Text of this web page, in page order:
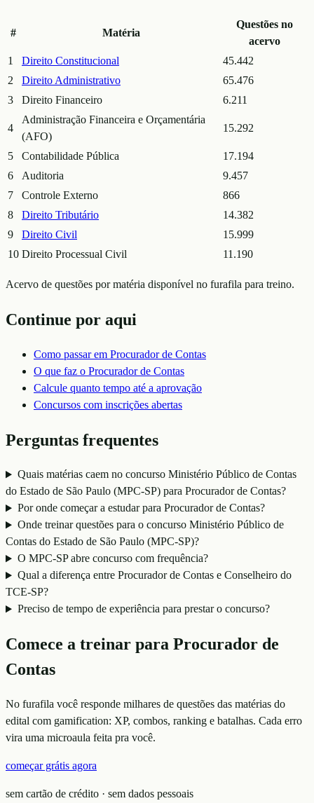
# Matéria
Questões no
acervo
1
Direito Constitucional
45.442
2
Direito Administrativo
65.476
3
Direito Financeiro 6.211
4
Administração Financeira e Orçamentária
(AFO)
15.292
5 Contabilidade Pública
17.194
6
Auditoria
9.457
7
Controle Externo
866
8
Direito Tributário
14.382
9
Direito Civil
15.999
10 Direito Processual Civil 11.190
Acervo de questões por matéria disponível no furafila para treino.
Continue por aqui
Como passar em Procurador de Contas
O que faz o Procurador de Contas
Calcule quanto tempo até a aprovação
Concursos com inscrições abertas
Perguntas frequentes
Quais matérias caem no concurso Ministério Público de Contas
do Estado de São Paulo (MPC-SP) para Procurador de Contas?
Por onde começar a estudar para Procurador de Contas?
Onde treinar questões para o concurso Ministério Público de
Contas do Estado de São Paulo (MPC-SP)?
O MPC-SP abre concurso com frequência?
Qual a diferença entre Procurador de Contas e Conselheiro do
TCE-SP?
Preciso de tempo de experiência para prestar o concurso?
Comece a treinar para Procurador de
Contas
No furafila você responde milhares de questões das matérias do
edital com gamification: XP, combos, ranking e batalhas. Cada erro
vira uma microaula feita pra você.
começar grátis agora
sem cartão de crédito · sem dados pessoais